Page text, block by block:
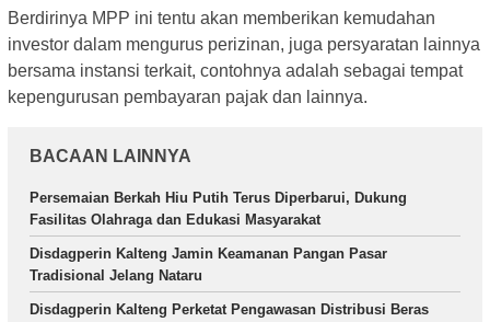
Berdirinya MPP ini tentu akan memberikan kemudahan
investor dalam mengurus perizinan, juga persyaratan lainnya
bersama instansi terkait, contohnya adalah sebagai tempat
kepengurusan pembayaran pajak dan lainnya.
BACAAN LAINNYA
Persemaian Berkah Hiu Putih Terus Diperbarui, Dukung
Fasilitas Olahraga dan Edukasi Masyarakat
Disdagperin Kalteng Jamin Keamanan Pangan Pasar
Tradisional Jelang Nataru
Disdagperin Kalteng Perketat Pengawasan Distribusi Beras